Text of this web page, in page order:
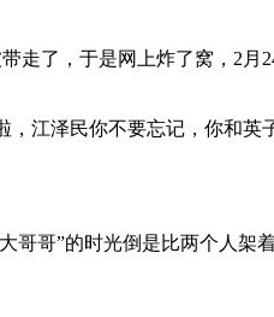
走了，于是网上炸了窝，2
江泽民你不要忘记，你和
哥哥”的时光倒是比两个人架